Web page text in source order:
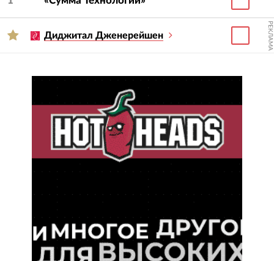
Диджитал Дженерейшен РЕКЛАМА